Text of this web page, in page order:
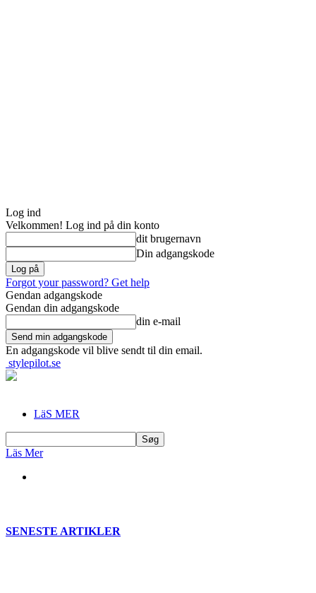
Log ind
Velkommen! Log ind på din konto
dit brugernavn
Din adgangskode
Forgot your password? Get help
Gendan adgangskode
Gendan din adgangskode
din e-mail
En adgangskode vil blive sendt til din email.
stylepilot.se
LäS MER
Läs Mer
SENESTE ARTIKLER